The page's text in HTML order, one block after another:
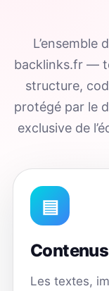
L’ensemble
backlinks.fr —
structure,
protégé par le
exclusive de
▤
Les textes,